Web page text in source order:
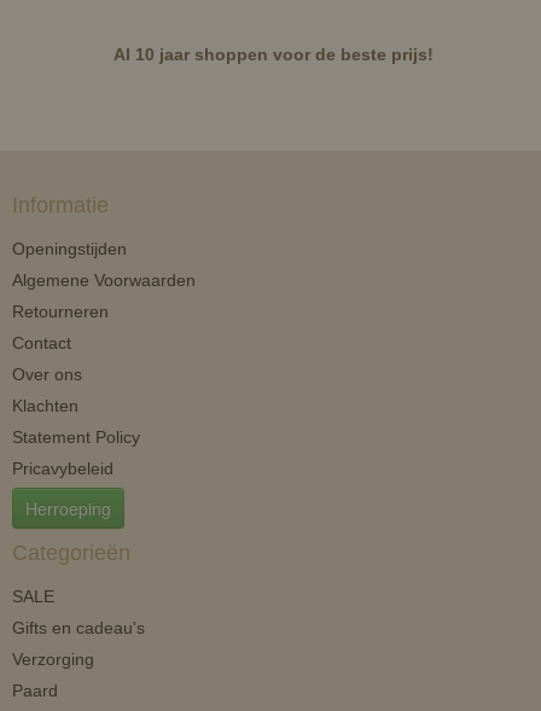
Al 10 jaar shoppen voor de beste prijs!
Informatie
Openingstijden
Algemene Voorwaarden
Retourneren
Contact
Over ons
Klachten
Statement Policy
Pricavybeleid
Herroeping
Categorieën
SALE
Gifts en cadeau's
Verzorging
Paard